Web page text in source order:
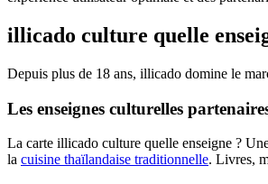
illicado culture quelle
Depuis plus de 18 ans, illicado domine le
Les enseignes culturelles
La carte illicado culture quelle enseigne ?
la cuisine thaïlandaise traditionnelle. Livres,